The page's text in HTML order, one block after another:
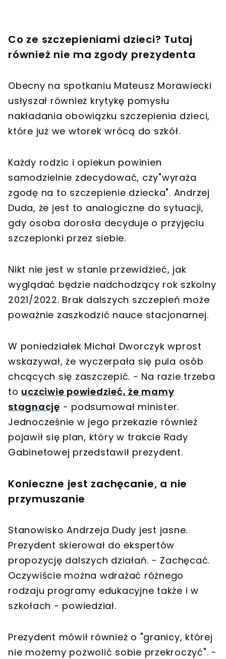
Co ze szczepieniami dzieci? Tutaj
również nie ma zgody prezydenta
Obecny na spotkaniu Mateusz Morawiecki
usłyszał również krytykę pomysłu
nakładania obowiązku szczepienia dzieci,
które już we wtorek wrócą do szkół.
Każdy rodzic i opiekun powinien
samodzielnie zdecydować, czy"wyraża
zgodę na to szczepienie dziecka". Andrzej
Duda, że jest to analogiczne do sytuacji,
gdy osoba dorosła decyduje o przyjęciu
szczepionki przez siebie.
Nikt nie jest w stanie przewidzieć, jak
wyglądać będzie nadchodzący rok szkolny
2021/2022. Brak dalszych szczepień może
poważnie zaszkodzić nauce stacjonarnej.
W poniedziałek Michał Dworczyk wprost
wskazywał, że wyczerpała się pula osób
chcących się zaszczepić. - Na razie trzeba
to uczciwie powiedzieć, że mamy
stagnację - podsumował minister.
Jednocześnie w jego przekazie również
pojawił się plan, który w trakcie Rady
Gabinetowej przedstawił prezydent.
Konieczne jest zachęcanie, a nie
przymuszanie
Stanowisko Andrzeja Dudy jest jasne.
Prezydent skierował do ekspertów
propozycję dalszych działań. - Zachęcać.
Oczywiście można wdrażać różnego
rodzaju programy edukacyjne także i w
szkołach - powiedział.
Prezydent mówił również o "granicy, której
nie możemy pozwolić sobie przekroczyć". -